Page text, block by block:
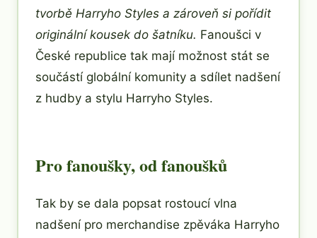
tvorbě Harryho Styles a zároveň si pořídit
originální kousek do šatníku. Fanoušci v
České republice tak mají možnost stát se
součástí globální komunity a sdílet nadšení
z hudby a stylu Harryho Styles.
Pro fanoušky, od fanoušků
Tak by se dala popsat rostoucí vlna
nadšení pro merchandise zpěváka Harryho